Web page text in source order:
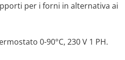
per i forni in alternativa ai
0-90°C, 230 V 1 PH.